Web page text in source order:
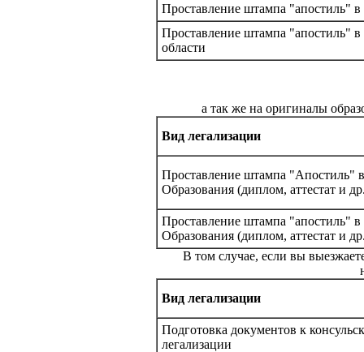
Проставление штампа "апостиль"
Проставление штампа "апостиль"
области
а так же на оригиналы
Вид легализации
Проставление штампа "Апостиль"
Образования (диплом, аттестат и
Проставление штампа "апостиль"
Образования (диплом, аттестат и
В том случае, если вы
Вид легализации
Подготовка документов к
легализации